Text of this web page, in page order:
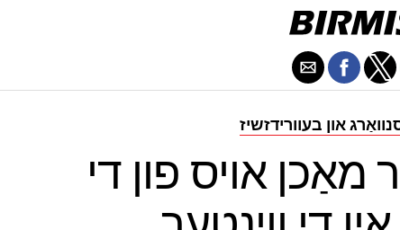
און בעוורידזשיז
מאַכן אויס פון די